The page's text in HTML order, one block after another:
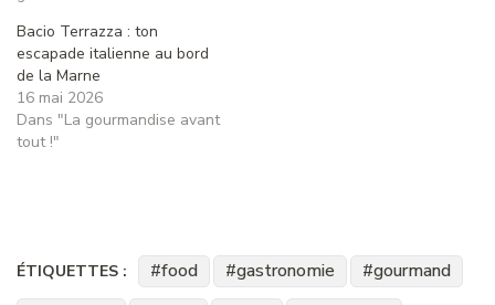
Bacio Terrazza : ton
escapade italienne au bord
de la Marne
16 mai 2026
Dans "La gourmandise avant
tout !"
ÉTIQUETTES : food gastronomie
gourmand